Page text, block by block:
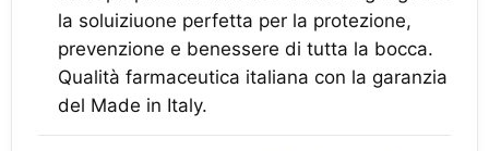
la soluiziuone perfetta per la protezione,
prevenzione e benessere di tutta la bocca.
Qualità farmaceutica italiana con la garanzia
del Made in Italy.